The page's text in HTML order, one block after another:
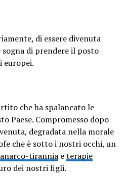
di essere divenuta
di prendere il posto
europei.
che ha spalancato le
Paese. Compromesso dopo
degradata nella morale
che è sotto i nostri occhi, un
anarco-tirannia eterapie
dei nostri figli.